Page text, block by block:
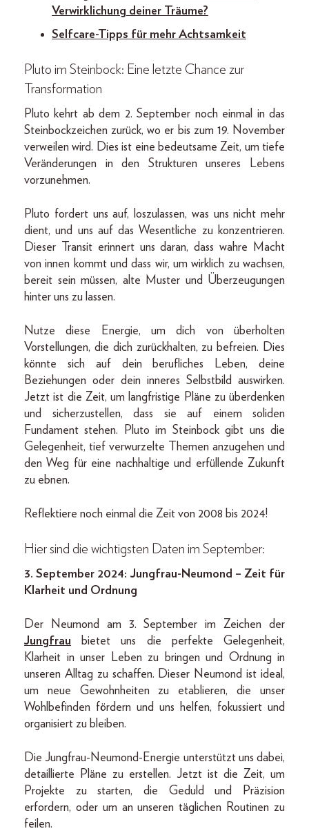
Verwirklichung deiner Träume?
Selfcare-Tipps für mehr Achtsamkeit
Pluto im Steinbock: Eine letzte Chance zur
Transformation
Pluto kehrt ab dem 2. September noch einmal in das
Steinbockzeichen zurück, wo er bis zum 19. November
verweilen wird. Dies ist eine bedeutsame Zeit, um tiefe
Veränderungen in den Strukturen unseres Lebens
vorzunehmen.
Pluto fordert uns auf, loszulassen, was uns nicht mehr
dient, und uns auf das Wesentliche zu konzentrieren.
Dieser Transit erinnert uns daran, dass wahre Macht
von innen kommt und dass wir, um wirklich zu wachsen,
bereit sein müssen, alte Muster und Überzeugungen
hinter uns zu lassen.
Nutze diese Energie, um dich von überholten
Vorstellungen, die dich zurückhalten, zu befreien. Dies
könnte sich auf dein berufliches Leben, deine
Beziehungen oder dein inneres Selbstbild auswirken.
Jetzt ist die Zeit, um langfristige Pläne zu überdenken
und sicherzustellen, dass sie auf einem soliden
Fundament stehen. Pluto im Steinbock gibt uns die
Gelegenheit, tief verwurzelte Themen anzugehen und
den Weg für eine nachhaltige und erfüllende Zukunft
zu ebnen.
Reflektiere noch einmal die Zeit von 2008 bis 2024!
Hier sind die wichtigsten Daten im September:
3. September 2024: Jungfrau-Neumond – Zeit für
Klarheit und Ordnung
Der Neumond am 3. September im Zeichen der
Jungfrau bietet uns die perfekte Gelegenheit,
Klarheit in unser Leben zu bringen und Ordnung in
unseren Alltag zu schaffen. Dieser Neumond ist ideal,
um neue Gewohnheiten zu etablieren, die unser
Wohlbefinden fördern und uns helfen, fokussiert und
organisiert zu bleiben.
Die Jungfrau-Neumond-Energie unterstützt uns dabei,
detaillierte Pläne zu erstellen. Jetzt ist die Zeit, um
Projekte zu starten, die Geduld und Präzision
erfordern, oder um an unseren täglichen Routinen zu
feilen.